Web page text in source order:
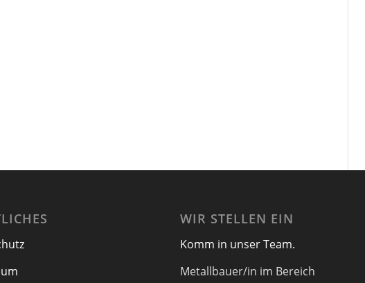
WIR STELLEN EIN
Komm in unser Team.
Metallbauer/in im Bereich